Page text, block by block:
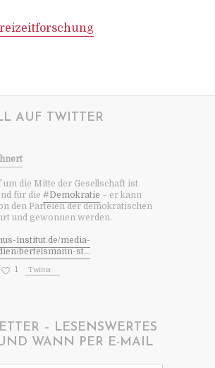
AUF TWITTER
um die Mitte der Gesellschaft ist
für die #Demokratie – er kann
den Parteien der demokratischen
und gewonnen werden.
institut.de/media-
bertelsmann-st...
1 Twitter
– LESENSWERTES
WANN PER E-MAIL